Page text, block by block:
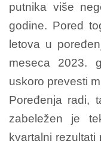
putnika više
godine. Pored
letova u
meseca 2023.
uskoro prevesti
Poređenja radi,
zabeležen je
kvartalni